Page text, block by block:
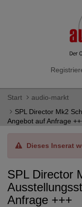
Start
audio-markt
SPL Director Mk2
Angebot auf Anfrage
Dieses Inserat
SPL Director
Anfrage +++